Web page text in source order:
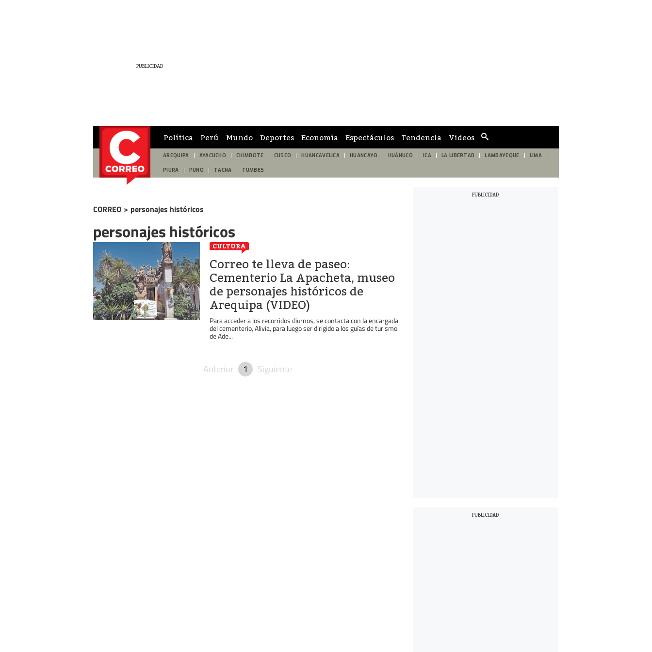
de
búsqueda
Política Perú Mundo Deportes Economía Espectáculos Tendencia Videos
AREQUIPA AYACUCHO CHIMBOTE CUSCO HUANCAVELICA HUANCAYO HUÁNUCO ICA LA LIBERTAD LAMBAYEQUE LIMA
PIURA PUNO TACNA TUMBES
CORREO > personajes históricos
personajes históricos
CULTURA
Correo te lleva de paseo:
Cementerio La Apacheta, museo
de personajes históricos de
Arequipa (VIDEO)
Para acceder a los recorridos diurnos, se contacta con la encargada
del cementerio, Alivia, para luego ser dirigido a los guías de turismo
de Ade...
Anterior 1 Siguiente